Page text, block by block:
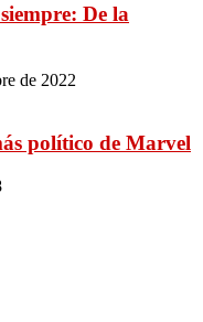
De la
de 2022
político de Marvel